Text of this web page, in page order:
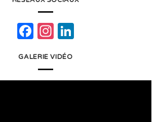
Facebook
Instagram
GALERIE VIDÉO